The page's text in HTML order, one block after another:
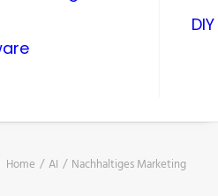
Home AI Nachhaltiges Marketing